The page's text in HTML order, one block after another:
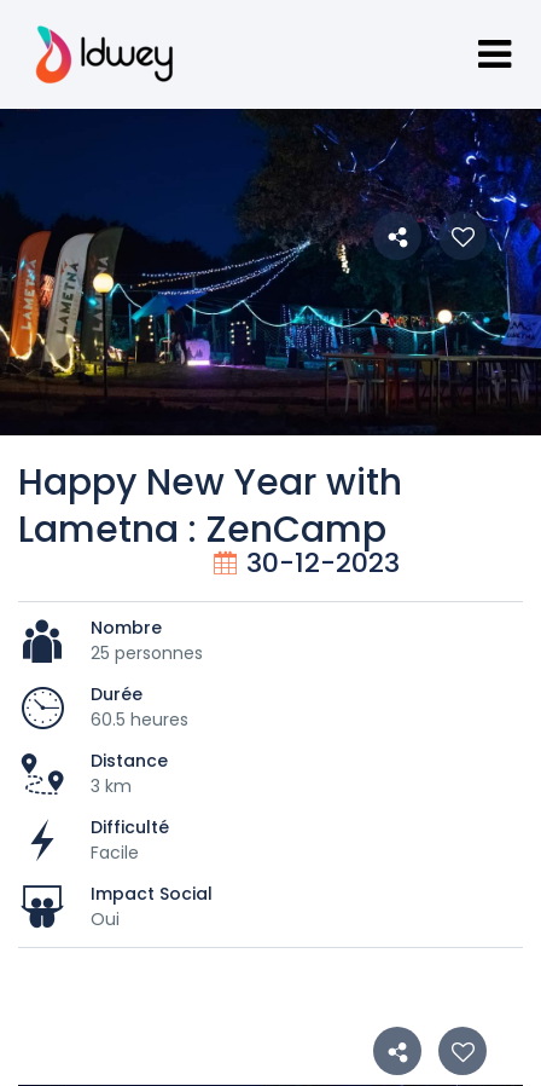
Happy New Year with
Lametna : ZenCamp
30-12-2023
Nombre
25 personnes
Durée
60.5 heures
Distance
3 km
Difficulté
Facile
Impact Social
Oui